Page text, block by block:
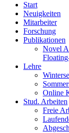
Start
Neuigkeiten
Mitarbeiter
Forschung
Publikationen
Novel
Lehre
Online
Stud. Arbeiten
Freie